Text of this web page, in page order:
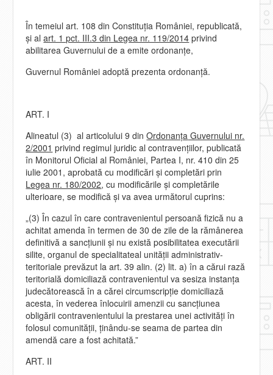
În temeiul art. 108 din Constituţia României, republicată,
şi alart. 1 pct. III.3 din Legea nr. 119/2014 privind
abilitarea Guvernului de a emite ordonanţe,
Guvernul României adoptă prezenta ordonanţă.
ART. I
Alineatul (3) al articolului 9 dinOrdonanţa Guvernului nr.
2/2001 privind regimul juridic al contravenţiilor, publicată
în Monitorul Oficial al României, Partea I, nr. 410 din 25
iulie 2001, aprobată cu modificări şi completări prin
Legea nr. 180/2002, cu modificările şi completările
ulterioare, se modifică şi va avea următorul cuprins:
„(3) În cazul în care contravenientul persoană fizică nu a
achitat amenda în termen de 30 de zile de la rămânerea
definitivă a sancţiunii şi nu există posibilitatea executării
silite, organul de specialitateal unităţii administrativ-
teritoriale prevăzut la art. 39 alin. (2) lit. a) în a cărui rază
teritorială domiciliază contravenientul va sesiza instanţa
judecătorească în a cărei circumscripţie domiciliază
acesta, în vederea înlocuirii amenzii cu sancţiunea
obligării contravenientului la prestarea unei activităţi în
folosul comunităţii, ţinându-se seama de partea din
amendă care a fost achitată.”
ART. II